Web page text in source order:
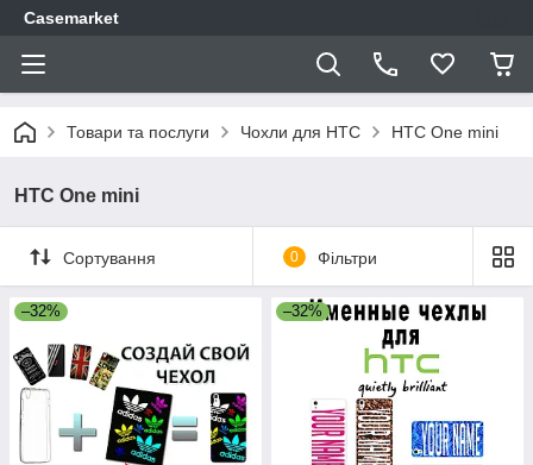
Casemarket
Товари та послуги Чохли для HTC HTC One mini
HTC One mini
Сортування 0 Фільтри
–32% –32%